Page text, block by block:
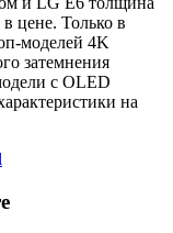
цене. Только в
моделей 4K
затемнения
с OLED
на